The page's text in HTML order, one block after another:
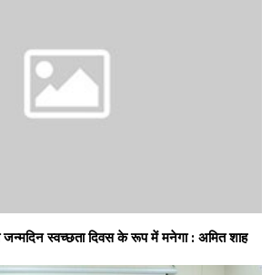
जन्मदिन स्वच्छता दिवस के रूप में मनेगा : अमित शाह